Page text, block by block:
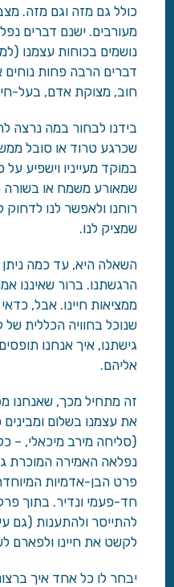
כולל גם מזה וגם מזה.
מעורבים. ישנם דברים
נושמים בכוחות עצמנו
דברים הרבה פחות
חוב, מצוקת אדם, בעל-
בידנו לבחור במה נרצה
שכרגע טרוד או סובל
במוקד מעייניו וישפיע
שמאורע משמח או בשורה
רוחנו ולאפשר לנו לדחוק
שמציק לנו.
השאלה היא, עד כמה
הרגשתנו. ברור שאיננו
ממציאות חיינו. אבל,
שנוכל בחוויה הכללית
גישתנו, איך אנחנו
אליהם.
זה מתחיל מכך, שאנחנו
את עצמנו בשלום
(סליחה מירב מיכאלי, –
נפלאה האמירה המוכרת
פרט הבן-אדמיות
חד-פעמי ונדיר. בתוך
להתייסר ולהתענות (גם
לקשט את חיינו ולפארם
יבחר לו כל אחד איך